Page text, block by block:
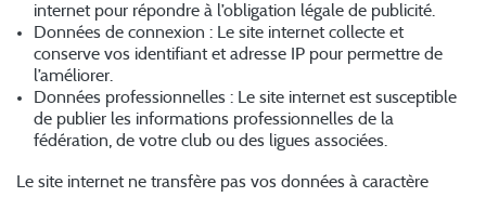
internet pour répondre à l’obligation légale de publicité.
Données de connexion : Le site internet collecte et
conserve vos identifiant et adresse IP pour permettre de
l’améliorer.
Données professionnelles : Le site internet est susceptible
de publier les informations professionnelles de la
fédération, de votre club ou des ligues associées.
Le site internet ne transfère pas vos données à caractère